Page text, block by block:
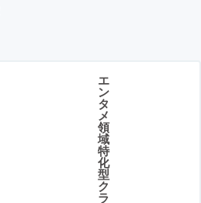
エ
ン
タ
メ
領
域
特
化
型
ク
ラ